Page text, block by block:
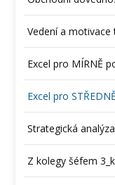
Vedení a motivace
Excel pro MÍRNĚ
Excel pro
Strategická
Z kolegy šéfem